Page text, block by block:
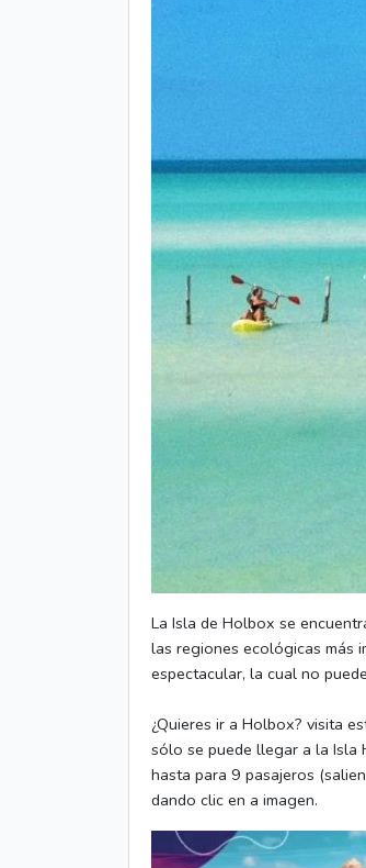
La Isla de Holbox se
las regiones ecológicas más
espectacular, la cual no
¿Quieres ir a Holbox? visita
sólo se puede llegar a la
hasta para 9 pasajeros
dando clic en a imagen.